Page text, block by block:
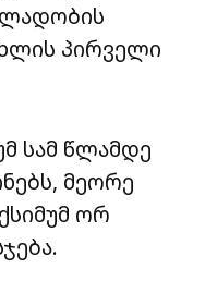
პირველი
სამ წლამდე
მეორე
ორ